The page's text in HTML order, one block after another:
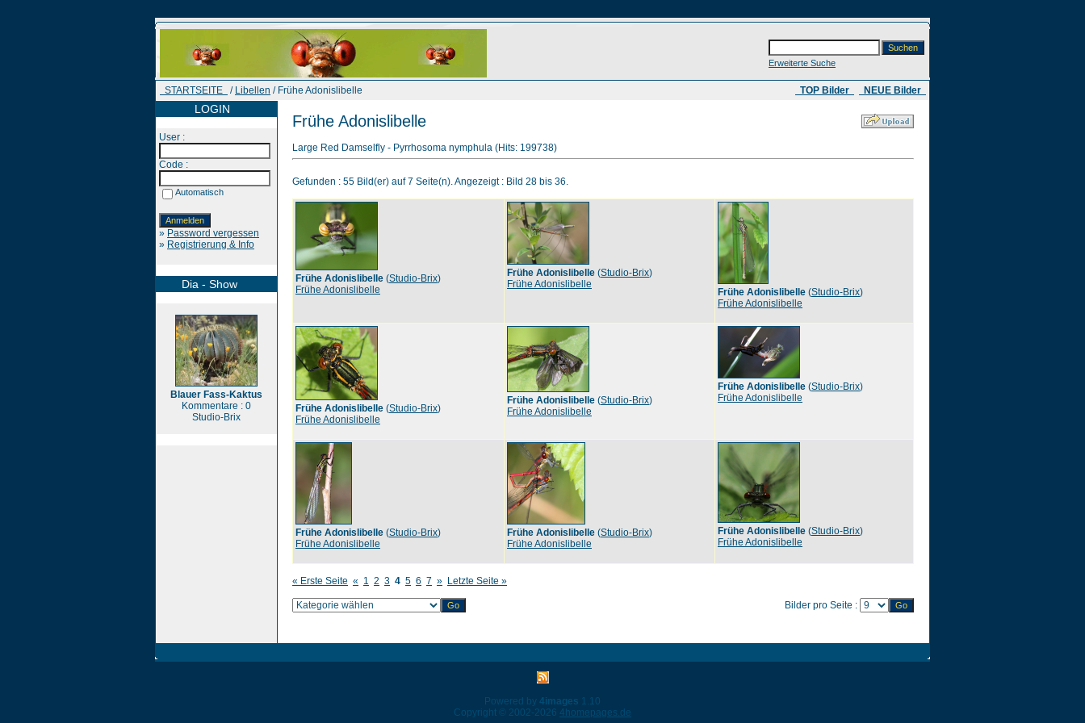
Erweiterte Suche
STARTSEITE / Libellen / Frühe Adonislibelle ​ TOP Bilder NEUE Bilder
LOGIN
User :
Code :
Automatisch
» Password vergessen
» Registrierung & Info
Dia - Show
Blauer Fass-Kaktus
Kommentare : 0
Studio-Brix
Frühe Adonislibelle
Large Red Damselfly - Pyrrhosoma nymphula (Hits: 199738)
Gefunden : 55 Bild(er) auf 7 Seite(n). Angezeigt : Bild 28 bis 36.
Frühe Adonislibelle (Studio-Brix)
Frühe Adonislibelle
Frühe Adonislibelle (Studio-Brix)
Frühe Adonislibelle
Frühe Adonislibelle (Studio-Brix)
Frühe Adonislibelle
Frühe Adonislibelle (Studio-Brix)
Frühe Adonislibelle
Frühe Adonislibelle (Studio-Brix)
Frühe Adonislibelle
Frühe Adonislibelle (Studio-Brix)
Frühe Adonislibelle
Frühe Adonislibelle (Studio-Brix)
Frühe Adonislibelle
Frühe Adonislibelle (Studio-Brix)
Frühe Adonislibelle
Frühe Adonislibelle (Studio-Brix)
Frühe Adonislibelle
« Erste Seite « 1 2 3 4 5 6 7 » Letzte Seite »
Bilder pro Seite :
Powered by 4images 1.10
Copyright © 2002-2026 4homepages.de